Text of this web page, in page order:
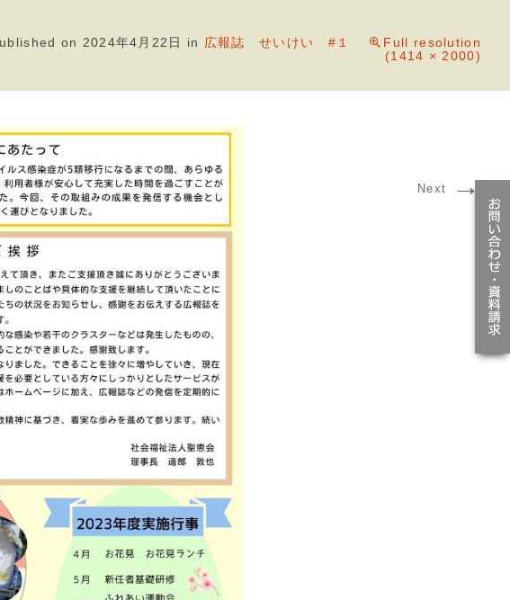
on 2024年4月22日 in 広報誌 せいけい #１
Full resolution
(1414 × 2000)
Next →